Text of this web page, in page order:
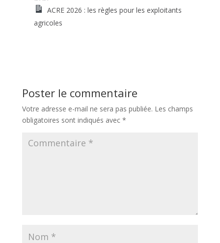
ACRE 2026 : les règles pour les exploitants
agricoles
Poster le commentaire
Votre adresse e-mail ne sera pas publiée. Les champs
obligatoires sont indiqués avec *